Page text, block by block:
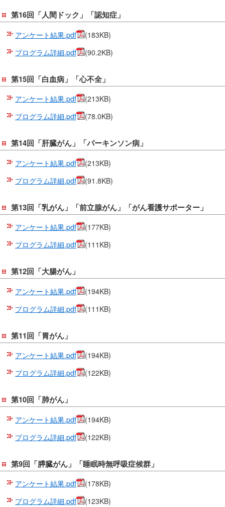
第16回「人間ドック」「認知症」
アンケート結果.pdf
(183KB)
プログラム詳細.pdf
(90.2KB)
第15回「白血病」「心不全」
アンケート結果.pdf
(213KB)
プログラム詳細.pdf
(78.0KB)
第14回「肝臓がん」「パーキンソン病」
アンケート結果.pdf
(213KB)
プログラム詳細.pdf
(91.8KB)
第13回「乳がん」「前立腺がん」「がん看護サポーター」
アンケート結果.pdf
(177KB)
プログラム詳細.pdf
(111KB)
第12回「大腸がん」
アンケート結果.pdf
(194KB)
プログラム詳細.pdf
(111KB)
第11回「胃がん」
アンケート結果.pdf
(194KB)
プログラム詳細.pdf
(122KB)
第10回「肺がん」
アンケート結果.pdf
(194KB)
プログラム詳細.pdf
(122KB)
第9回「膵臓がん」「睡眠時無呼吸症候群」
アンケート結果.pdf
(178KB)
プログラム詳細.pdf
(123KB)